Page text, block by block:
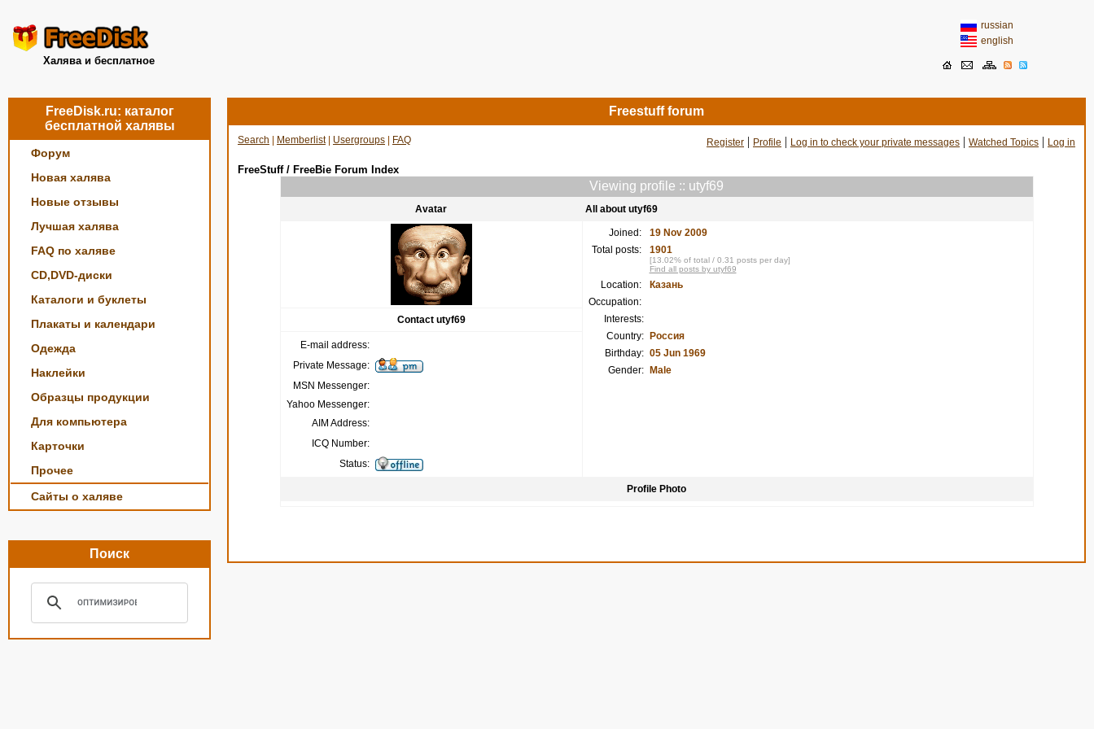
Халява и бесплатное
russian
english
FreeDisk.ru: каталог
бесплатной халявы
Форум
Новая халява
Новые отзывы
Лучшая халява
FAQ по халяве
CD,DVD-диски
Каталоги и буклеты
Плакаты и календари
Одежда
Наклейки
Образцы продукции
Для компьютера
Карточки
Прочее
Сайты о халяве
Поиск
Freestuff forum
Search Memberlist| Usergroups FAQ Register | Profile | Log in to check your private messages | Watched Topics | Log in
FreeStuff / FreeBie Forum Index
Viewing profile :: utyf69
Avatar All about utyf69
Joined:
19 Nov 2009
Total posts:
1901
[13.02% of total / 0.31 posts per day]
Find all posts by utyf69
Location:
Казань
Occupation:
Interests:
Country:
Россия
Birthday: 05 Jun 1969
Gender:
Male
Contact utyf69
E-mail address:
Private Message:
MSN Messenger:
Yahoo Messenger:
AIM Address:
ICQ Number:
Status:
Profile Photo